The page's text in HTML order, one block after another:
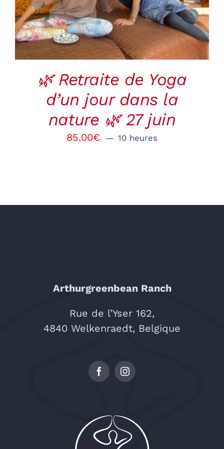
DETAILS
🌿 Retraite de Yoga
d’un jour dans la
nature 🌿 27 juin
85.00€ 10 heures
Arthurgreenbean Ranch
Rue de l’Yser 162,
4840 Welkenraedt, Belgique